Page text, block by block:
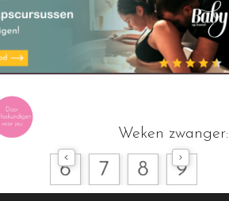
Weken zwanger: